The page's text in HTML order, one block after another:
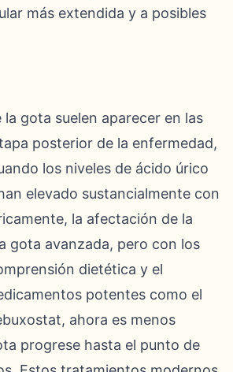
más extendida y a posibles
la gota suelen aparecer en las
posterior de la enfermedad,
los niveles de ácido úrico
elevado sustancialmente con
la afectación de la
gota avanzada, pero con los
dietética y el
potentes como el
ahora es menos
progrese hasta el punto de